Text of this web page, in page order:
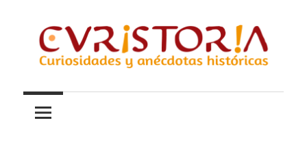
contenido
Curistoria
y
anécdotas